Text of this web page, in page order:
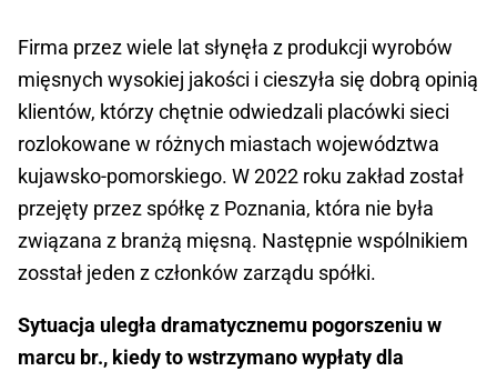
Firma przez wiele lat słynęła z produkcji wyrobów
mięsnych wysokiej jakości i cieszyła się dobrą opinią
klientów, którzy chętnie odwiedzali placówki sieci
rozlokowane w różnych miastach województwa
kujawsko-pomorskiego. W 2022 roku zakład został
przejęty przez spółkę z Poznania, która nie była
związana z branżą mięsną. Następnie wspólnikiem
zosstał jeden z członków zarządu spółki.
Sytuacja uległa dramatycznemu pogorszeniu w
marcu br., kiedy to wstrzymano wypłaty dla